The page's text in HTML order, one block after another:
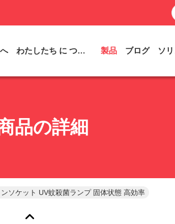
わたしたち に つい て 製品 ブログ ソ
品の詳細
ソケット UV蚊殺菌ランプ 固体状態 高効率